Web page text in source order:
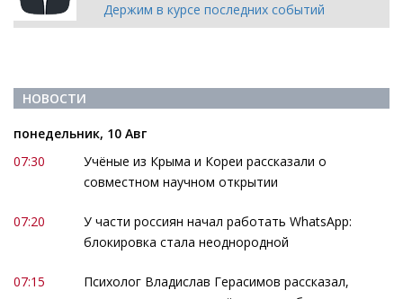
Держим в курсе последних событий
НОВОСТИ
понедельник, 10 Авг
07:30
Учёные из Крыма и Кореи рассказали о
совместном научном открытии
07:20
У части россиян начал работать WhatsApp:
блокировка стала неоднородной
07:15
Психолог Владислав Герасимов рассказал,